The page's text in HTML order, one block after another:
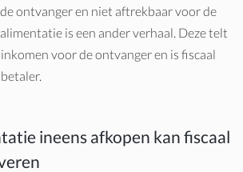
ontvanger en niet aftrekbaar voor de
is een ander verhaal. Deze telt
voor de ontvanger en is fiscaal
ineens afkopen kan fiscaal